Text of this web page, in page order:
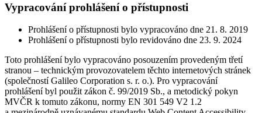
Vypracování prohlášení o přístupnosti
Prohlášení o přístupnosti bylo vypracováno dne 21. 8. 2019
Prohlášení o přístupnosti bylo revidováno dne 23. 9. 2024
Toto prohlášení bylo vypracováno posouzením provedeným třetí
stranou – technickým provozovatelem těchto internetových stránek
(společností Galileo Corporation s. r. o.). Pro vypracování
prohlášení byl použit zákon č. 99/2019 Sb., a metodický pokyn
MVČR k tomuto zákonu, normy EN 301 549 V2 1.2